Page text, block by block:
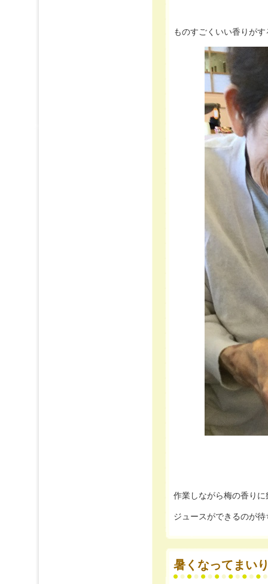
ものすごくいい香りが
作業しながら梅の香り
ジュースができるのが
暑くなってまい